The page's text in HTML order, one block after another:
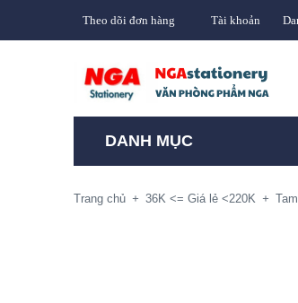
Theo dõi đơn hàng Tài khoản
DANH MỤC
Trang chủ + 36K <= Giá lẻ <220K +